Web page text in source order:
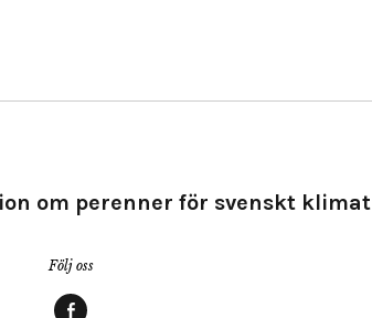
om perenner för svenskt klimat
Följ oss